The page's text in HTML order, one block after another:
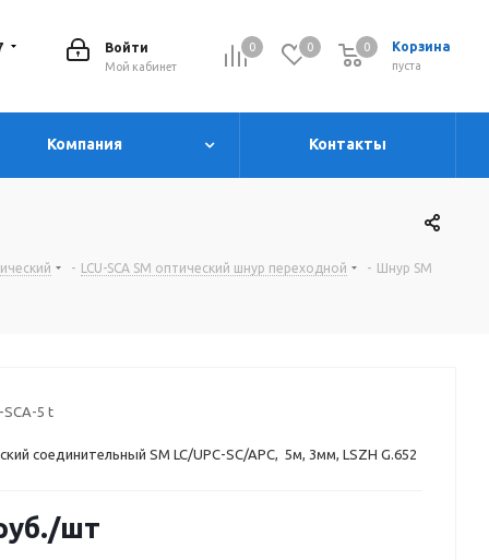
0 0 Корзина
0
пуста
0
Войти
Мой кабинет
Компания Контакты
- LCU-SCA SM оптический шнур переходной - Шнур SM
SCA-5 t
соединительный SM LC/UPC-SC/APC, 5м, 3мм, LSZH G.652
/шт